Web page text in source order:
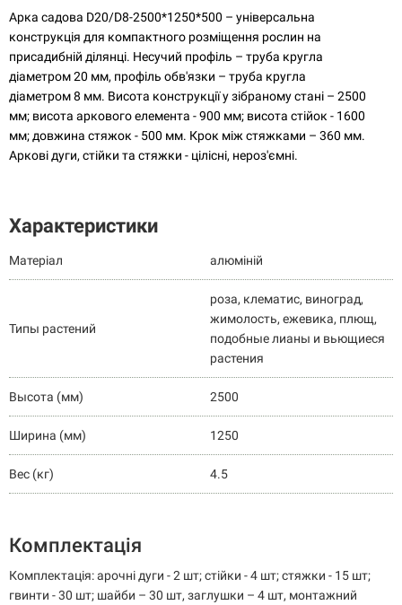
Арка садова D20/D8-2500*1250*500 – універсальна
конструкція для компактного розміщення рослин на
присадибній ділянці. Несучий профіль – труба кругла
діаметром 20 мм, профіль обв'язки – труба кругла
діаметром 8 мм. Висота конструкції у зібраному стані – 2500
мм; висота аркового елемента - 900 мм; висота стійок - 1600
мм; довжина стяжок - 500 мм. Крок між стяжками – 360 мм.
Аркові дуги, стійки та стяжки - цілісні, нероз'ємні.
Характеристики
Матеріал алюміній
Типы растений
роза, клематис, виноград,
жимолость, ежевика, плющ,
подобные лианы и вьющиеся
растения
Высота (мм) 2500
Ширина (мм) 1250
Вес (кг) 4.5
Комплектація
Комплектація: арочні дуги - 2 шт; стійки - 4 шт; стяжки - 15 шт;
гвинти - 30 шт; шайби – 30 шт, заглушки – 4 шт, монтажний